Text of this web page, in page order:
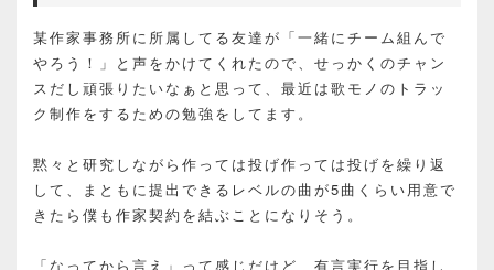
某作家事務所に所属してる友達が「一緒にチーム組んで
やろう！」と声をかけてくれたので、せっかくのチャン
スだし頑張りたいなぁと思って、最近は歌モノのトラッ
ク制作をするための勉強をしてます。
黙々と研究しながら作っては投げ作っては投げを繰り返
して、まともに提出できるレベルの曲が5曲くらい用意で
きたら僕も作家契約を結ぶことになりそう。
「なってから言え」って感じだけど、有言実行を目指し